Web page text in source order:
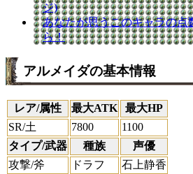
ジ)
あなたが思うこのキャラの点
ら！
アルメイダの基本情報
レア/属性 最大ATK
最大HP
SR/土
7800
1100
タイプ/武器
種族
声優
攻撃/斧
ドラフ 石上静香